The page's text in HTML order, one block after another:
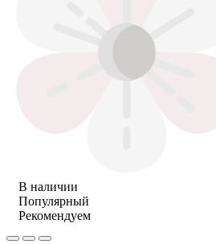
В наличии
Популярный
Рекомендуем